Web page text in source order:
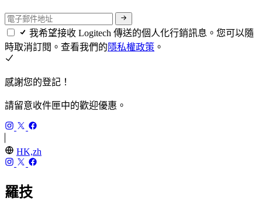
我希望接收 Logitech 傳送的個人化行銷訊息。您可以隨
時取消訂閱。查看我們的隱私權政策 。
感謝您的登記！
請留意收件匣中的歡迎優惠。
HK,zh
羅技